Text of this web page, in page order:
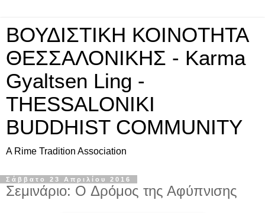
ΒΟΥΔΙΣΤΙΚΗ ΚΟΙΝΟΤΗΤΑ
ΘΕΣΣΑΛΟΝΙΚΗΣ - Karma
Gyaltsen Ling -
THESSALONIKI
BUDDHIST COMMUNITY
A Rime Tradition Association
Σάββατο 23 Απριλίου 2016
Σεμινάριο: O Δρόμος της Αφύπνισης